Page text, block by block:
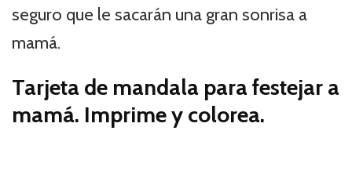
seguro que le sacarán una gran sonrisa a
mamá.
Tarjeta de mandala para festejar a
mamá. Imprime y colorea.